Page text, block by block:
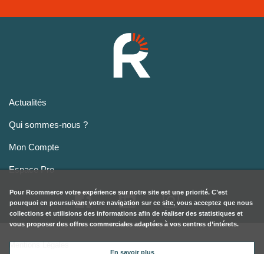
Actualités
Qui sommes-nous ?
Mon Compte
Espace Pro
Mentions Légales
Pour Rcommerce votre expérience sur notre site est une priorité. C’est
pourquoi en poursuivant votre navigation sur ce site, vous acceptez que nous
collections et utilisions des informations afin de réaliser des statistiques et
vous proposer des offres commerciales adaptées à vos centres d’intérets.
En savoir plus